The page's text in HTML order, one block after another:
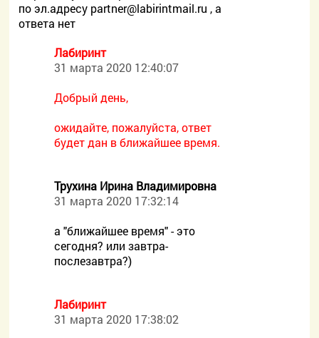
по эл.адресу partner@labirintmail.ru , а
ответа нет
Лабиринт
31 марта 2020 12:40:07
Добрый день,
ожидайте, пожалуйста, ответ
будет дан в ближайшее время.
Трухина Ирина Владимировна
31 марта 2020 17:32:14
а "ближайшее время" - это
сегодня? или завтра-
послезавтра?)
Лабиринт
31 марта 2020 17:38:02